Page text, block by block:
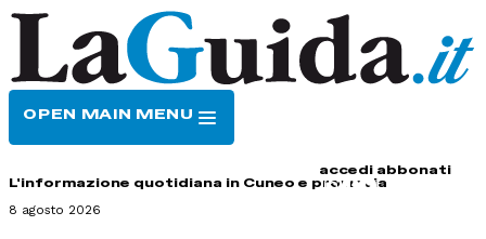
OPEN MAIN MENU
accedi abbonati
L'informazione quotidiana in Cuneo e provincia
8 agosto 2026